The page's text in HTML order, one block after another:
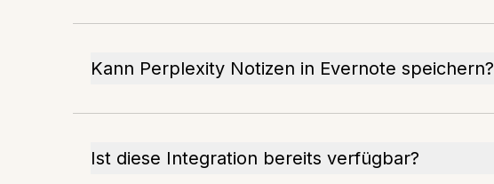
Kann Perplexity Notizen in Evernote speichern?
Ist diese Integration bereits verfügbar?